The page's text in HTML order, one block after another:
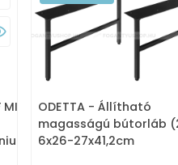
-
-
ODETTA - Állítható
magasságú bútorláb
6x26-27x41,2cm